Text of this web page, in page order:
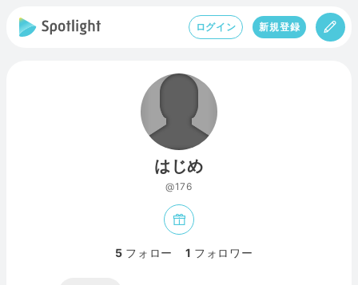
ログイン 新規登録
はじめ
@176
5 フォロー 1 フォロワー